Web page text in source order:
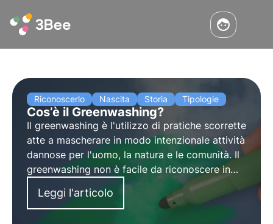
Riconoscerlo Nascita Storia Tipologie
Cos’è il Greenwashing?
Il greenwashing è l'utilizzo di pratiche scorrette
atte a mascherare in modo intenzionale attività
dannose per l'uomo, la natura e le comunità. Il
greenwashing non è facile da riconoscere in
quanto le aziende e le persone che lo
praticano tendono a nascondere i loro processi
al pubblico.
Leggi l'articolo